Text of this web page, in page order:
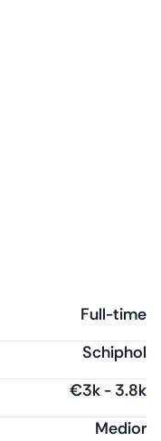
Full-time
Schiphol
€3k - 3.8k
Medior